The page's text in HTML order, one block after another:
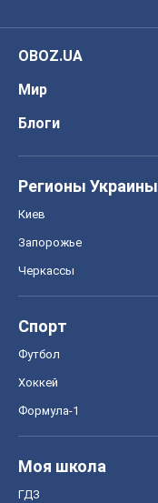
OBOZ.UA
Мир
Блоги
Регионы Украины
Киев
Запорожье
Черкассы
Спорт
Футбол
Хоккей
Формула-1
Моя школа
ГДЗ